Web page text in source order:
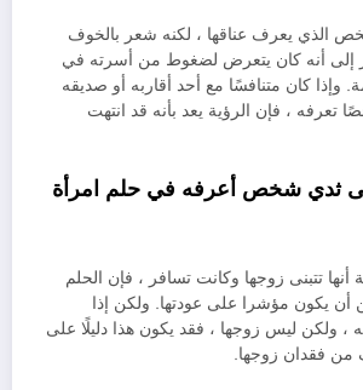
الذي يعرف عناقها ، لكنه شعر بالخوف
إلى أنه كان يتعرض لضغوط من أسرته في
وإذا كان متنافسًا مع أحد أقاربه أو صديقه
، فإن الرؤية يعد بأنه قد انتهت
ثدي شخص أعرفه في حلم امرأة
أنها تتبنى زوجها وكانت تسافر ، فإن الحلم
أن يكون مؤشرا على عودتها. ولكن إذا
ولكن ليس زوجها ، فقد يكون هذا دليلًا على
من فقدان زوجها.